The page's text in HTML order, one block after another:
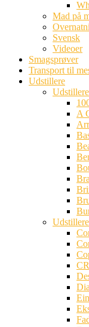
Mad på
Svensk
Videoer
Smagsprøver
Transport til
Udstillere
A